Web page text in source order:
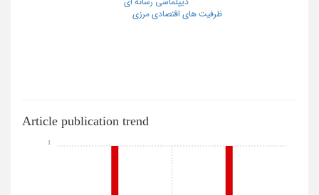
ظرفیت های اقتصادی مرزی
Article publication trend
1